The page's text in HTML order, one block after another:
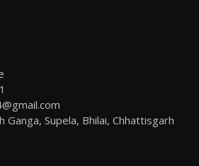
Ganga, Supela, Bhilai, Chhattisgarh